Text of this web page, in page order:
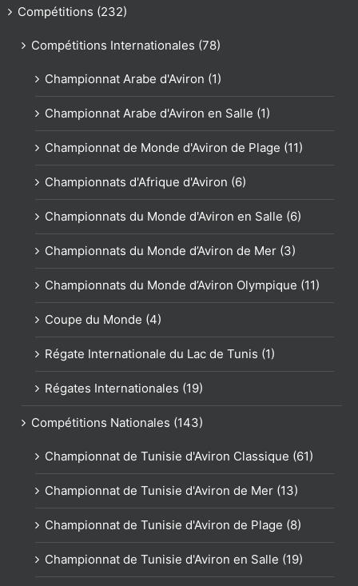
Compétitions (232)
Compétitions Internationales (78)
Championnat Arabe d'Aviron (1)
Championnat Arabe d'Aviron en Salle (1)
Championnat de Monde d'Aviron de Plage (11)
Championnats d'Afrique d'Aviron (6)
Championnats du Monde d'Aviron en Salle (6)
Championnats du Monde d’Aviron de Mer (3)
Championnats du Monde d’Aviron Olympique (11)
Coupe du Monde (4)
Régate Internationale du Lac de Tunis (1)
Régates Internationales (19)
Compétitions Nationales (143)
Championnat de Tunisie d'Aviron Classique (61)
Championnat de Tunisie d'Aviron de Mer (13)
Championnat de Tunisie d'Aviron de Plage (8)
Championnat de Tunisie d'Aviron en Salle (19)